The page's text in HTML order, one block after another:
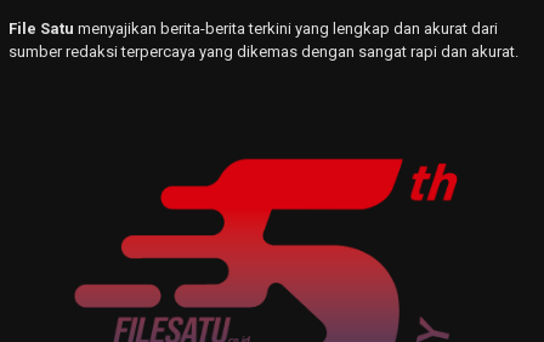
File Satu menyajikan berita-berita terkini yang lengkap dan akurat dari
sumber redaksi terpercaya yang dikemas dengan sangat rapi dan akurat.